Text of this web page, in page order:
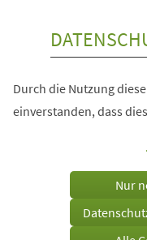
Durch die Nutzung
einverstanden, dass
Nur